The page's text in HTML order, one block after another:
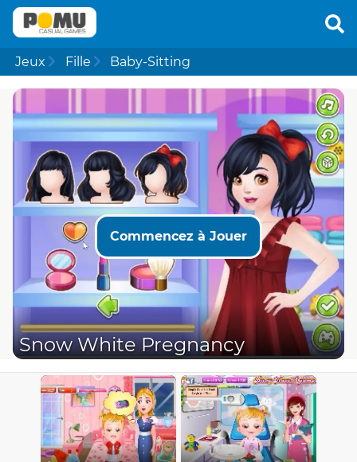
Jeux Fille Baby-Sitting
Commencez à Jouer
Snow White Pregnancy